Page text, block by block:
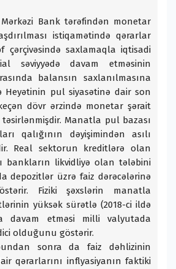
Mərkəzi Bank tərəfindən monetar
istiqamətində qərarlar
çərçivəsində saxlamaqla iqtisadi
səviyyədə davam etməsinin
balansın saxlanılmasına
Heyətinin pul siyasətinə dair son
dövr ərzində monetar şərait
Manatla pul bazası
qalığının dəyişimindən asılı
Real sektorun kreditlərə olan
bankların likvidliyə olan tələbini
depozitlər üzrə faiz dərəcələrinə
Fiziki şəxslərin manatla
yüksək sürətlə (2018-ci ildə
davam etməsi milli valyutada
olduğunu göstərir.
sonra da faiz dəhlizinin
qərarlarını inflyasiyanın faktiki